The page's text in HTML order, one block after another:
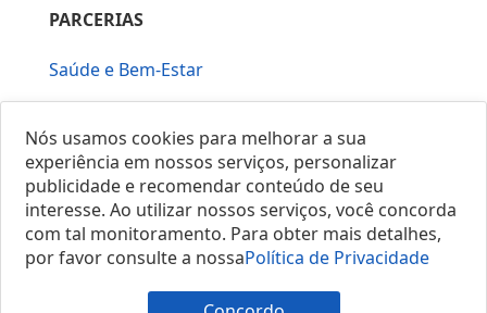
PARCERIAS
Saúde e Bem-Estar
© 2025 Locais do Brasil
Nós usamos cookies para melhorar a sua
experiência em nossos serviços, personalizar
publicidade e recomendar conteúdo de seu
interesse. Ao utilizar nossos serviços, você concorda
com tal monitoramento. Para obter mais detalhes,
por favor consulte a nossaPolítica de Privacidade